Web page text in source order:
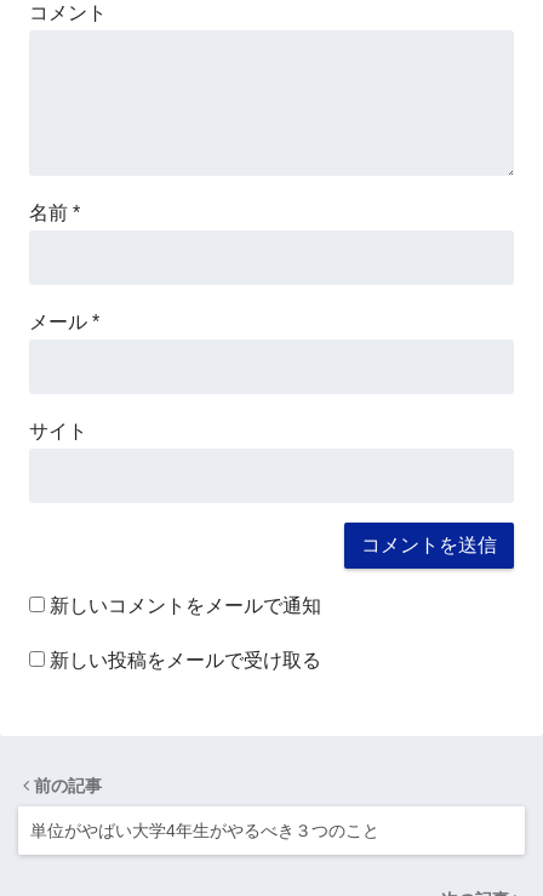
コメント
名前 *
メール *
サイト
新しいコメントをメールで通知
新しい投稿をメールで受け取る
前の記事
単位がやばい大学4年生がやるべき３つのこと